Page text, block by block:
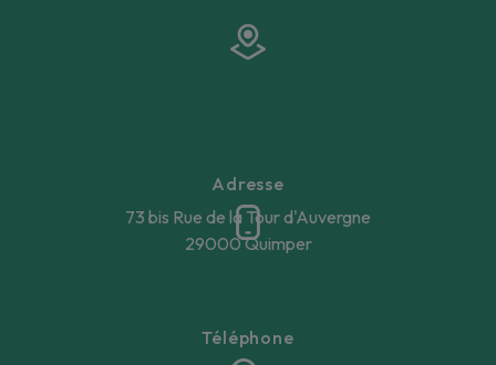
Adresse
73 bis Rue de la Tour d'Auvergne
29000 Quimper
Téléphone